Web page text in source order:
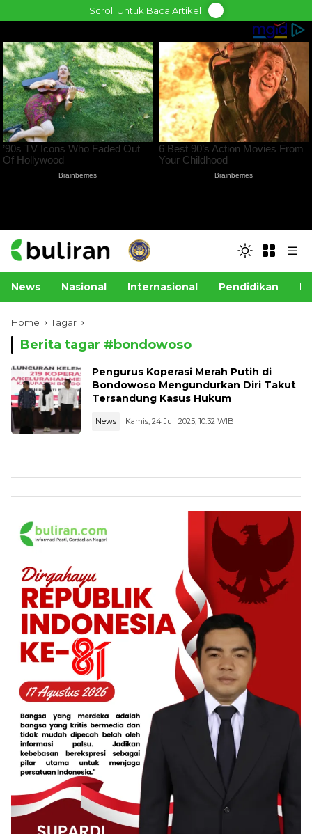
to
Scroll Untuk Baca Artikel
News Nasional Internasional Pendidikan
Home Tagar
Berita tagar #bondowoso
Pengurus Koperasi Merah Putih di
Bondowoso Mengundurkan Diri Takut
Tersandung Kasus Hukum
News Kamis, 24 Juli 2025, 10:32 WIB